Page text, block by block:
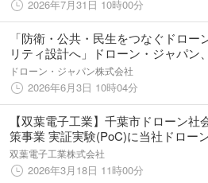
2026年7月31日 10時00分
「防衛・公共・民生をつなぐドロー
リティ設計へ」ドローン・ジャパン
ティ・セキュリティコンサルティン
ドローン・ジャパン株式会社
2026年6月3日 10時04分
【双葉電子工業】千葉市ドローン社
策事業 実証実験(PoC)に当社ドロー
02」で協力
双葉電子工業株式会社
2026年3月18日 11時00分